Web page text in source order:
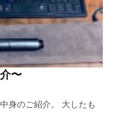
〜
身のご紹介。 大したも